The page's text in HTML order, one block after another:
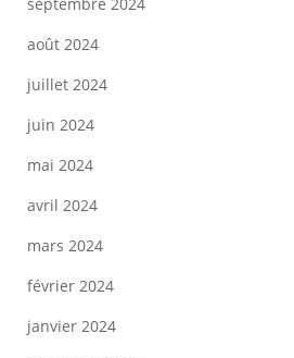
août 2024
juillet 2024
juin 2024
mai 2024
avril 2024
mars 2024
février 2024
janvier 2024